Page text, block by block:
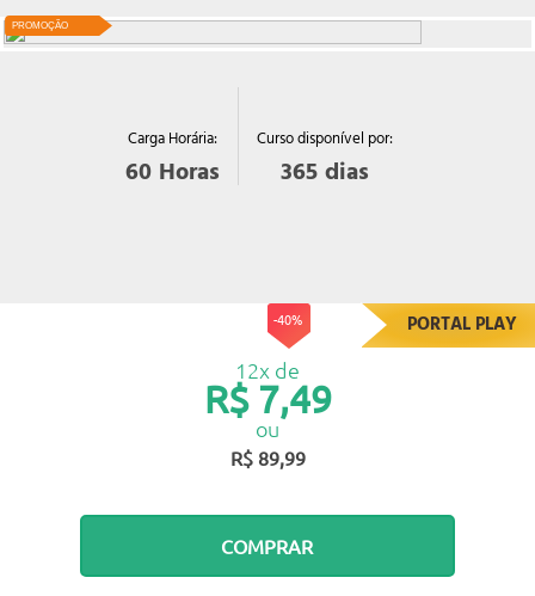
PROMOÇÃO
Carga Horária:
60 Horas
Curso disponível por:
365 dias
-40% PORTAL PLAY
R$ 89,99
12x de
R$ 7,49
ou
COMPRAR